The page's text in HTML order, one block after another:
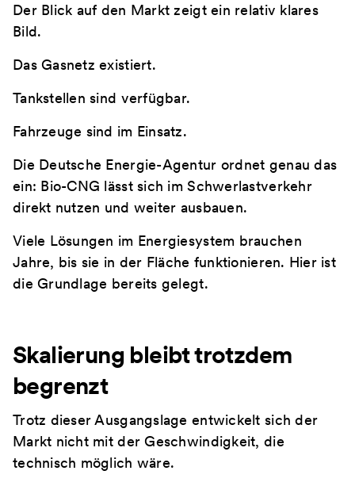
Der Blick auf den Markt zeigt ein relativ klares
Bild.
Das Gasnetz existiert.
Tankstellen sind verfügbar.
Fahrzeuge sind im Einsatz.
Die Deutsche Energie-Agentur ordnet genau das
ein: Bio-CNG lässt sich im Schwerlastverkehr
direkt nutzen und weiter ausbauen.
Viele Lösungen im Energiesystem brauchen
Jahre, bis sie in der Fläche funktionieren. Hier ist
die Grundlage bereits gelegt.
Skalierung bleibt trotzdem
begrenzt
Trotz dieser Ausgangslage entwickelt sich der
Markt nicht mit der Geschwindigkeit, die
technisch möglich wäre.